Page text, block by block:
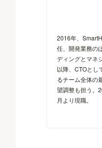
2016年、
任、開発業務の
ディングとマネ
以降、CTOとし
るチーム全体の
望調整も担う。
月より現職。